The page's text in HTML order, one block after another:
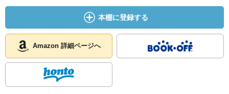
本棚に登録する
Amazon 詳細ページへ